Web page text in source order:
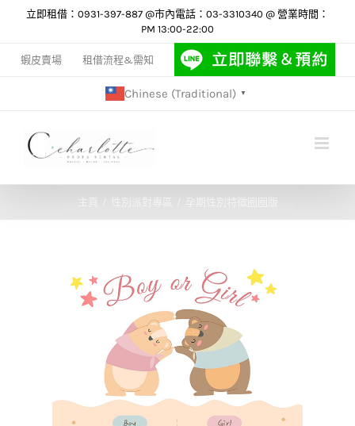
content
立即租借：0931-397-887 @市內電話：03-3310340 @ 營業時間：
PM 13:00-22:00
蝦皮賣場 租借流程&需知
Chinese (Traditional) ▼
性別派對專區 孕期性別特徵圈圈版